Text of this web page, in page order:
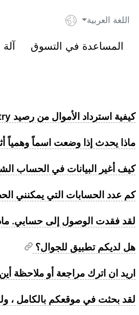
اللغة العربية
المساعدة في التسوق
كيفية استرداد الأموال من رصيد Qwintry إلى البطاقة البنكية
ماذا يحدث إذا وضعت اسماً وهمياً
كيف أغير البيانات في الحساب
كم عدد الحسابات التي يمكنني
لقد فقدت الوصول إلى حسابي.
هل لديكم تطبيق للجوال؟
اريد ان اترك مراجعة أو ملاحظة
لقد بحثت في موقعكم بالكامل ،